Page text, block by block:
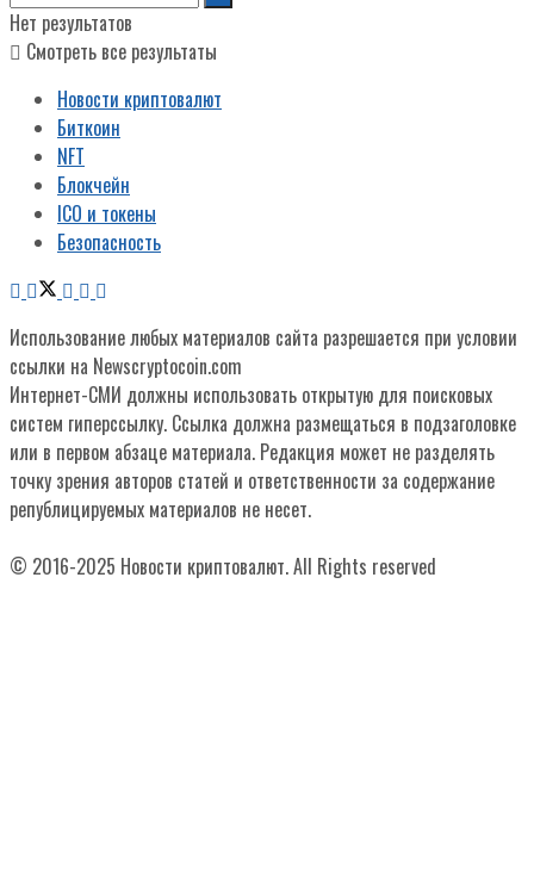
Нет результатов
Смотреть все результаты
Новости криптовалют
Биткоин
NFT
Блокчейн
ICO и токены
Безопасность
Использование любых материалов сайта разрешается при условии
ссылки на Newscryptocoin.com
Интернет-СМИ должны использовать открытую для поисковых
систем гиперссылку. Ссылка должна размещаться в подзаголовке
или в первом абзаце материала. Редакция может не разделять
точку зрения авторов статей и ответственности за содержание
републицируемых материалов не несет.
© 2016-2025 Новости криптовалют. All Rights reserved